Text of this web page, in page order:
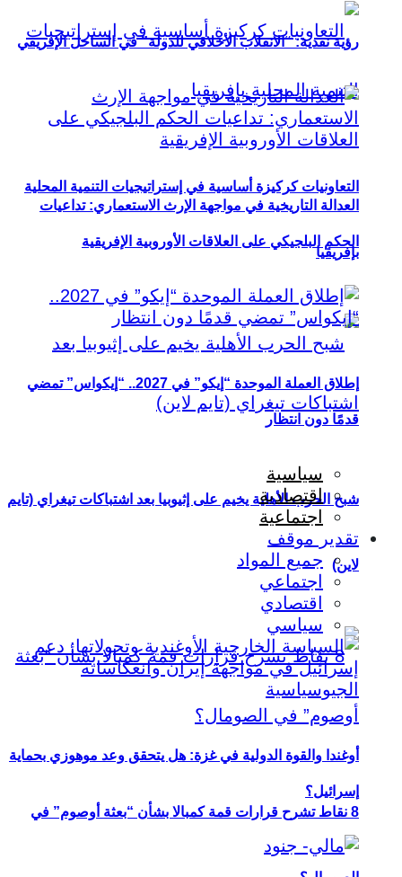
التعاونيات كركيزة أساسية في إستراتيجيات التنمية المحلية
بإفريقيا
شبح الحرب الأهلية يخيم على إثيوبيا بعد اشتباكات تيغراي (تايم
لاين)
8 نقاط تشرح قرارات قمة كمبالا بشأن “بعثة أوصوم” في
رؤية نقدية: “الانقلاب الأخلاقي للدولة” في الساحل الإفريقي
العدالة التاريخية في مواجهة الإرث الاستعماري: تداعيات
الحكم البلجيكي على العلاقات الأوروبية الإفريقية
إطلاق العملة الموحدة “إيكو” في 2027.. “إيكواس” تمضي
قدمًا دون انتظار
سياسية
اقتصادية
اجتماعية
تقدير موقف
جميع المواد
اجتماعي
اقتصادي
سياسي
أوغندا والقوة الدولية في غزة: هل يتحقق وعد موهوزي بحماية
إسرائيل؟